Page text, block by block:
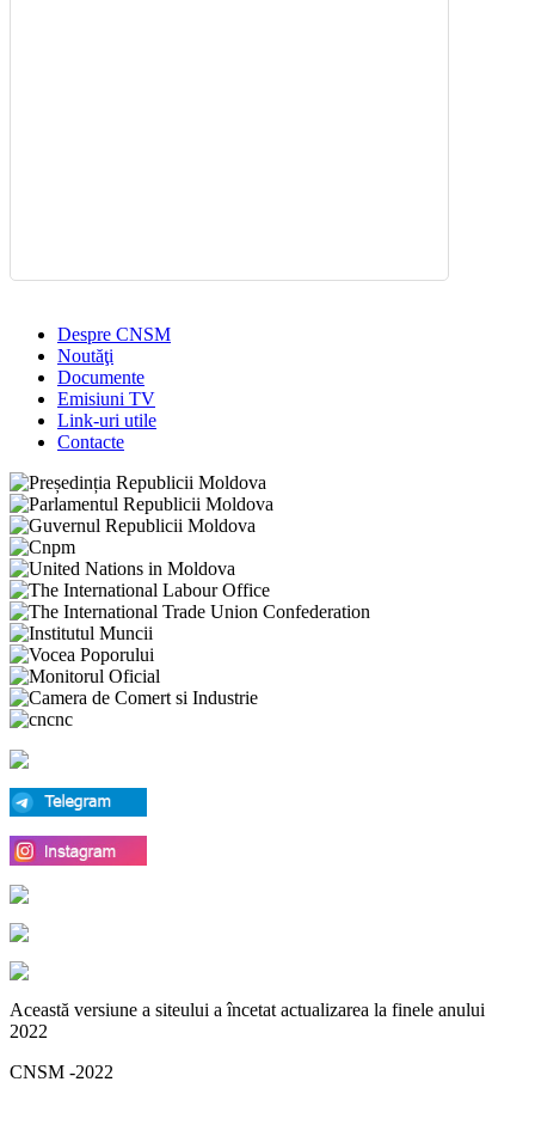
Despre CNSM
Noutăţi
Documente
Emisiuni TV
Link-uri utile
Contacte
Această versiune a siteului a încetat actualizarea la finele anului
2022
CNSM -2022